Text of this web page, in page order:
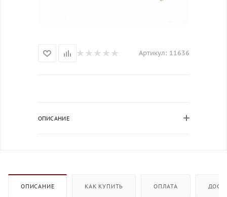
Артикул: 11636
ОПИСАНИЕ
ОПИСАНИЕ КАК КУПИТЬ ОПЛАТА